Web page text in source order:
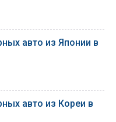
авто из Японии в
авто из Кореи в